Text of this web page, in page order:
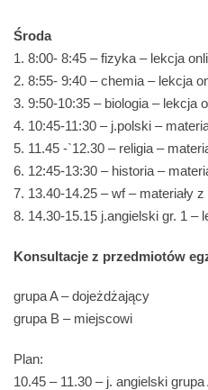
Środa
1. 8:00- 8:45 – fizyka – lekcja
2. 8:55- 9:40 – chemia – lekcja
3. 9:50-10:35 – biologia – lekcja
4. 10:45-11:30 – j.polski –
5. 11.45 -`12.30 – religia –
6. 12:45-13:30 – historia –
7. 13.40-14.25 – wf – materiały
8. 14.30-15.15 j.angielski gr. 1 –
Konsultacje z przedmiotów
grupa A – dojeżdżający
grupa B – miejscowi
Plan:
10.45 – 11.30 – j. angielski grupa